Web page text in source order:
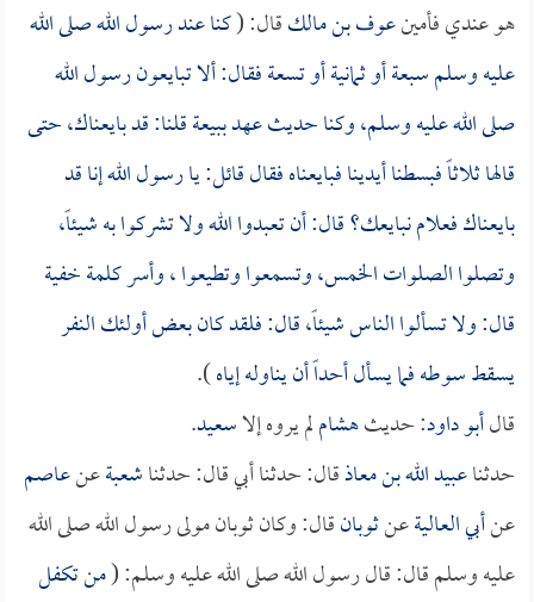
هو عندي فأمينعوف بن مالكقال: (كنا عند رسول الله صلى الله
عليه وسلم سبعة أو ثمانية أو تسعة فقال: ألا تبايعون رسول الله
صلى الله عليه وسلم، وكنا حديث عهد ببيعة قلنا: قد بايعناك، حتى
قالها ثلاثاً فبسطنا أيدينا فبايعناه فقال قائل: يا رسول الله إنا قد
بايعناك فعلام نبايعك؟ قال: أن تعبدوا الله ولا تشركوا به شيئاً،
وتصلوا الصلوات الخمس، وتسمعوا وتطيعوا ، وأسر كلمة خفية
قال: ولا تسألوا الناس شيئاً، قال: فلقد كان بعض أولئك النفر
يسقط سوطه فما يسأل أحداً أن يناوله إياه).
قالأبو داود: حديثهشاملم يروه إلاسعيد.
حدثناعبيد الله بن معاذقال: حدثنا أبي قال: حدثناشعبةعنعاصم
عنأبي العاليةعنثوبانقال: وكان ثوبان مولى رسول الله صلى الله
عليه وسلم قال: قال رسول الله صلى الله عليه وسلم: (من تكفل